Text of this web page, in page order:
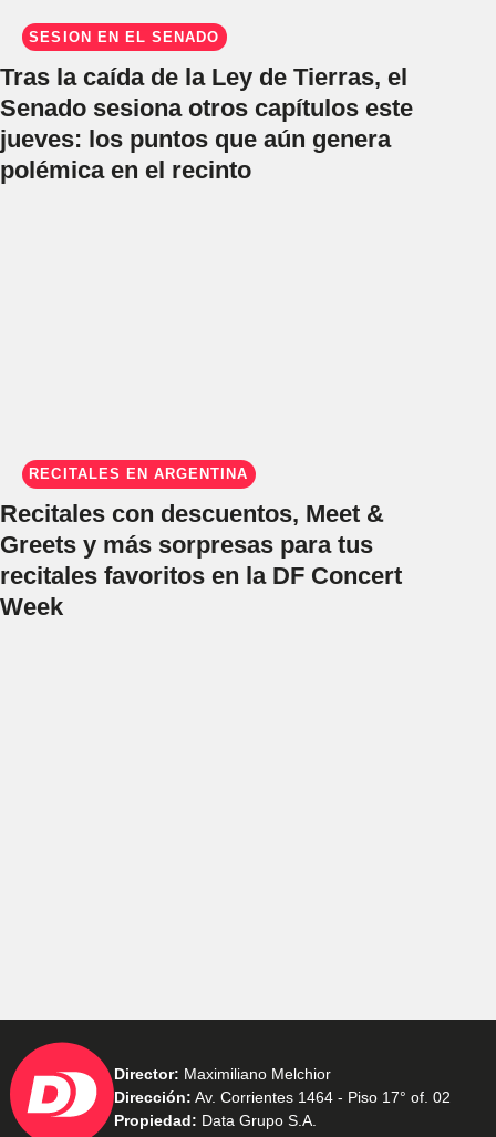
SESIÓN EN EL SENADO
Tras la caída de la Ley de Tierras, el
Senado sesiona otros capítulos este
jueves: los puntos que aún genera
polémica en el recinto
RECITALES EN ARGENTINA
Recitales con descuentos, Meet &
Greets y más sorpresas para tus
recitales favoritos en la DF Concert
Week
Director: Maximiliano Melchior
Dirección: Av. Corrientes 1464 - Piso 17° of. 02
Propiedad: Data Grupo S.A.